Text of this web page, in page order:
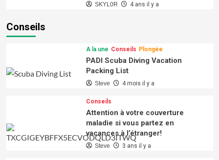
SKYL0R 4 ans il y a
Conseils
A la une Conseils Plongée
PADI Scuba Diving Vacation
Packing List
Steve 4 mois il y a
Conseils
Attention à votre couverture
maladie si vous partez en
vacances à l’étranger!
Steve 3 ans il y a